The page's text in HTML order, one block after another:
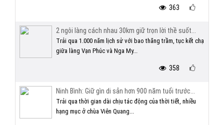
363
2 ngôi làng cách nhau 30km giữ trọn lời thề suốt...
Trải qua 1.000 năm lịch sử với bao thăng trầm, tục kết chạ
giữa làng Vạn Phúc và Nga My...
358
Ninh Bình: Giữ gìn di sản hơn 900 năm tuổi trước...
Trải qua thời gian dài chịu tác động của thời tiết, nhiều
hạng mục ở chùa Viên Quang...